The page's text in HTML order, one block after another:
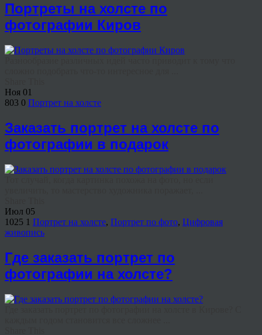
Портреты на холсте по
фотографии Киров
Ноя 01
803 0 Портрет на холсте
Заказать портрет на холсте по
фотографии в подарок
Июл 05
1025 1 Портрет на холсте, Портрет по фото, Цифровая
живопись
Где заказать портрет по
фотографии на холсте?